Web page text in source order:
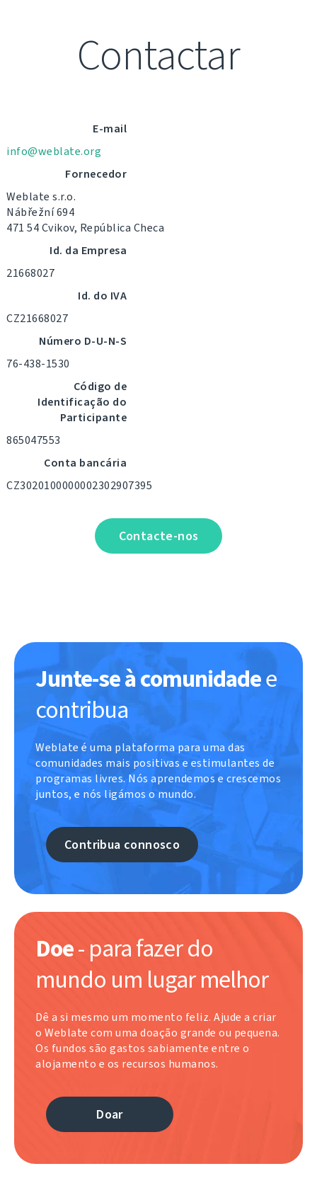
Contactar
E-mail
info@weblate.org
Fornecedor
Weblate s.r.o.
Nábřežní 694
471 54 Cvikov, República Checa
Id. da Empresa
21668027
Id. do IVA
CZ21668027
Número D-U-N-S
76-438-1530
Código de
Identificação do
Participante
865047553
Conta bancária
CZ3020100000002302907395
Contacte-nos
Junte-se à comunidadee
contribua
Weblate é uma plataforma para uma das
comunidades mais positivas e estimulantes de
programas livres. Nós aprendemos e crescemos
juntos, e nós ligámos o mundo.
Contribua connosco
Doe- para fazer do
mundo um lugar melhor
Dê a si mesmo um momento feliz. Ajude a criar
o Weblate com uma doação grande ou pequena.
Os fundos são gastos sabiamente entre o
alojamento e os recursos humanos.
Doar